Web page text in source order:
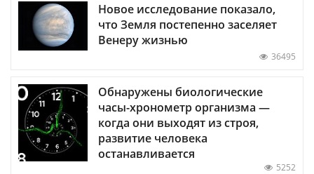
Новое исследование показало,
что Земля постепенно заселяет
Венеру жизнью
36495
Обнаружены биологические
часы-хронометр организма —
когда они выходят из строя,
развитие человека
останавливается
5252